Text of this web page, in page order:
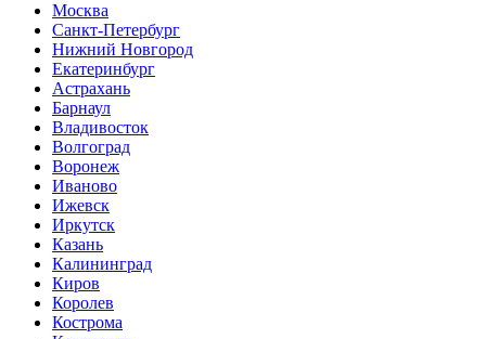
Москва
Санкт-Петербург
Нижний Новгород
Екатеринбург
Астрахань
Барнаул
Владивосток
Волгоград
Воронеж
Иваново
Ижевск
Иркутск
Казань
Калининград
Киров
Королев
Кострома